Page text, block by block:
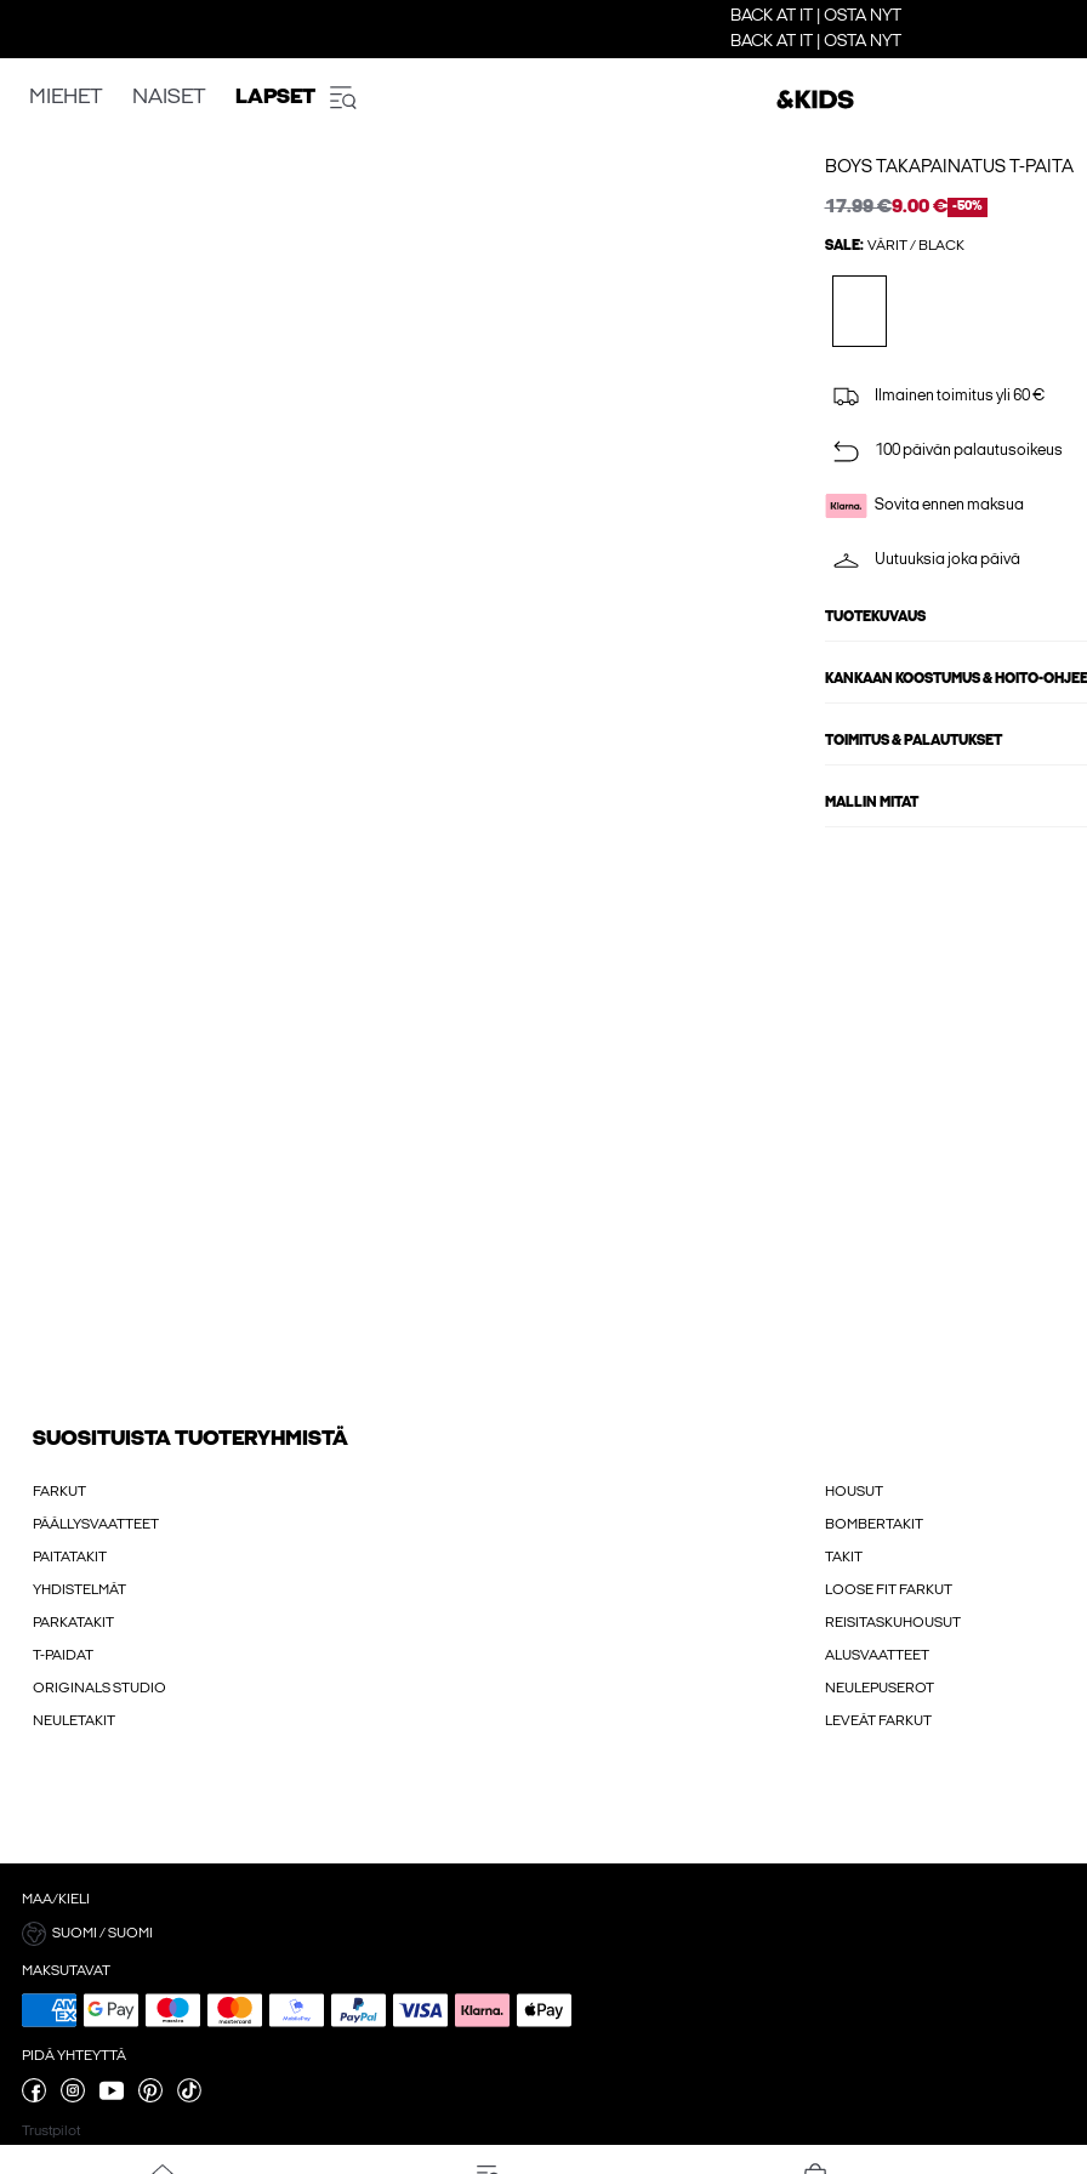
BACK AT IT | OSTA NYT
BACK AT IT | OSTA NYT
MIEHET NAISET LAPSET
BOYS TAKAPAINATUS T-PAITA
17.99 €9.00 € -50%
SALE: VÄRIT / BLACK
Ilmainen toimitus yli 60 €
100 päivän palautusoikeus
Sovita ennen maksua
Uutuuksia joka päivä
TUOTEKUVAUS
KANKAAN KOOSTUMUS & HOITO-
TOIMITUS & PALAUTUKSET
MALLIN MITAT
SUOSITUISTA TUOTERYHMISTÄ
FARKUT HOUSUT
PÄÄLLYSVAATTEET BOMBERTAKIT
PAITATAKIT TAKIT
YHDISTELMÄT LOOSE FIT FARKUT
PARKATAKIT REISITASKUHOUSUT
T-PAIDAT ALUSVAATTEET
ORIGINALS STUDIO NEULEPUSEROT
NEULETAKIT LEVEÄT FARKUT
MAA/KIELI
SUOMI / SUOMI
MAKSUTAVAT
PIDÄ YHTEYTTÄ
Trustpilot